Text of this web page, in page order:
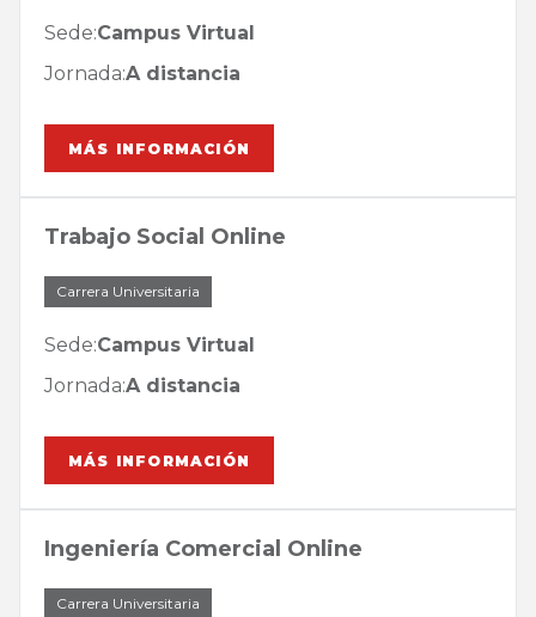
Sede:Campus Virtual
Jornada:A distancia
MÁS INFORMACIÓN
Trabajo Social Online
Carrera Universitaria
Sede:Campus Virtual
Jornada:A distancia
MÁS INFORMACIÓN
Ingeniería Comercial Online
Carrera Universitaria